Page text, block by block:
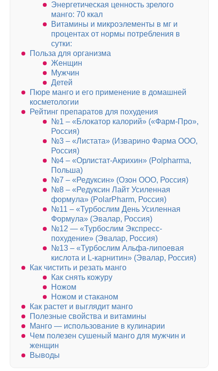
Энергетическая ценность зрелого
манго: 70 ккал
Витамины и микроэлементы в мг и
процентах от нормы потребления в
сутки:
Польза для организма
Женщин
Мужчин
Детей
Пюре манго и его применение в домашней
косметологии
Рейтинг препаратов для похудения
№1 – «Блокатор калорий» («Фарм-Про»,
Россия)
№3 – «Листата» (Изварино Фарма ООО,
Россия)
№4 – «Орлистат-Акрихин» (Polpharma,
Польша)
№7 – «Редуксин» (Озон ООО, Россия)
№8 – «Редуксин Лайт Усиленная
формула» (PolarPharm, Россия)
№11 – «Турбослим День Усиленная
Формула» (Эвалар, Россия)
№12 — «Турбослим Экспресс-
похудение» (Эвалар, Россия)
№13 – «Турбослим Альфа-липоевая
кислота и L-карнитин» (Эвалар, Россия)
Как чистить и резать манго
Как снять кожуру
Ножом
Ножом и стаканом
Как растет и выглядит манго
Полезные свойства и витамины
Манго — использование в кулинарии
Чем полезен сушеный манго для мужчин и
женщин
Выводы